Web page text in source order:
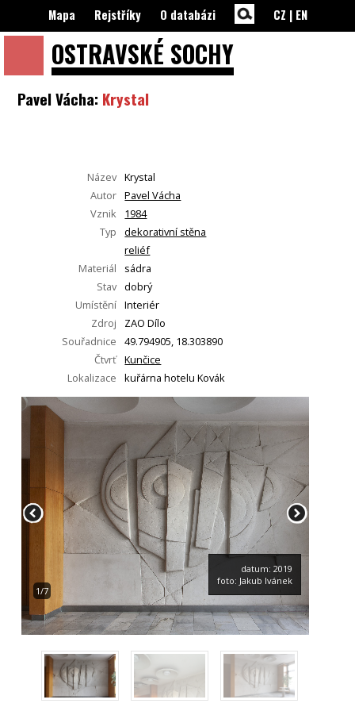
OSTRAVSKÉ SOCHY
Mapa Rejstříky O databázi CZ | EN
Pavel Vácha: Krystal
Název Krystal
Autor Pavel Vácha
Vznik
1984
Typ
dekorativní stěna
reliéf
Materiál
sádra
Stav dobrý
Umístění Interiér
Zdroj
ZAO Dílo
Souřadnice
49.794905, 18.303890
Čtvrť Kunčice
Lokalizace
kuřárna hotelu Kovák
1/7
datum: 2019
foto: Jakub Ivánek